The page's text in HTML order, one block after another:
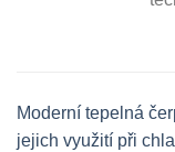
Moderní tepelná
jejich využití při